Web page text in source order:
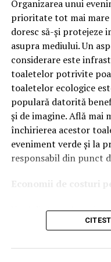
OEM.
Ce înseamnă Ravenol
DenumireaVMP
pentru motoare
ridicate și
constructorilor auto.
Acest produs este
moderne pe benzină și
catalizatoare
sisteme Start-
Ce înseamnă USVO?
Organizarea unui
prioritate tot mai
doresc să-și protejeze
asupra mediului. Un
considerare este
toaletelor potrivite
toaletelor ecologice
populară datorită
și de imagine. Află mai
închirierea acestor
eveniment verde și la
responsabil din punct
Economii de costuri
Unul dintre cele mai
închiriere toalete
termen lung, aceasta